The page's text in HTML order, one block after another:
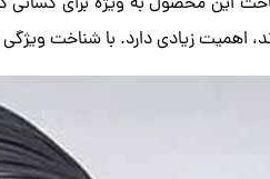
اهمیت زیادی دارد. با شناخت